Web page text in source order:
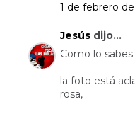
1 de febrero de
Jesús dijo...
Como lo sabes
la foto está
rosa,